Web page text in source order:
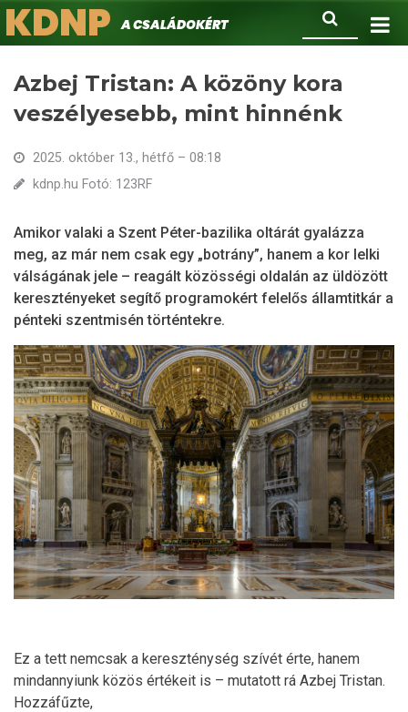
Ugrás
a
Keresés
KDNPA családokért.
Azbej Tristan: A közöny kora
veszélyesebb, mint hinnénk
2025. október 13., hétfő – 08:18
kdnp.hu Fotó: 123RF
Amikor valaki a Szent Péter-bazilika oltárát gyalázza
meg, az már nem csak egy „botrány”, hanem a kor lelki
válságának jele – reagált közösségi oldalán az üldözött
keresztényeket segítő programokért felelős államtitkár a
pénteki szentmisén történtekre.
Ez a tett nemcsak a kereszténység szívét érte, hanem
mindannyiunk közös értékeit is – mutatott rá Azbej Tristan.
Hozzáfűzte,